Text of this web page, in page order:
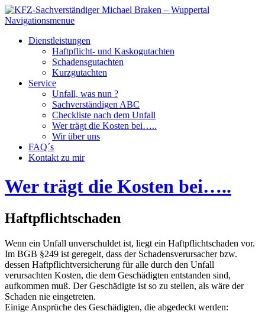
Navigationsmenue
Dienstleistungen
Haftpflicht- und Kaskogutachten
Schadensgutachten
Kurzgutachten
Service
Unfall, was nun ?
Sachverständigen ABC
Checkliste nach dem Unfall
Wer trägt die Kosten bei…..
Wir über uns
FAQ´s
Kontakt zu mir
Wer trägt die Kosten bei…..
Haftpflichtschaden
Wenn ein Unfall unverschuldet ist, liegt ein Haftpflichtschaden vor.
Im BGB §249 ist geregelt, dass der Schadensverursacher bzw.
dessen Haftpflichtversicherung für alle durch den Unfall
verursachten Kosten, die dem Geschädigten entstanden sind,
aufkommen muß. Der Geschädigte ist so zu stellen, als wäre der
Schaden nie eingetreten.
Einige Ansprüche des Geschädigten, die abgedeckt werden: